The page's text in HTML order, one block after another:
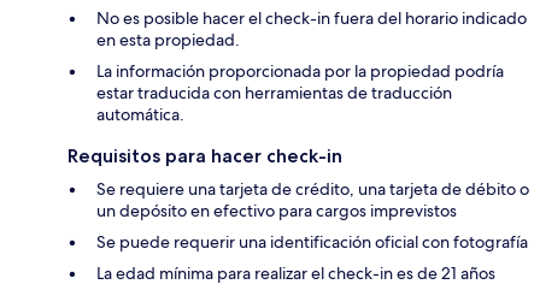
No es posible hacer el check-in fuera del horario indicado
en esta propiedad.
La información proporcionada por la propiedad podría
estar traducida con herramientas de traducción
automática.
Requisitos para hacer check-in
Se requiere una tarjeta de crédito, una tarjeta de débito o
un depósito en efectivo para cargos imprevistos
Se puede requerir una identificación oficial con fotografía
La edad mínima para realizar el check-in es de 21 años